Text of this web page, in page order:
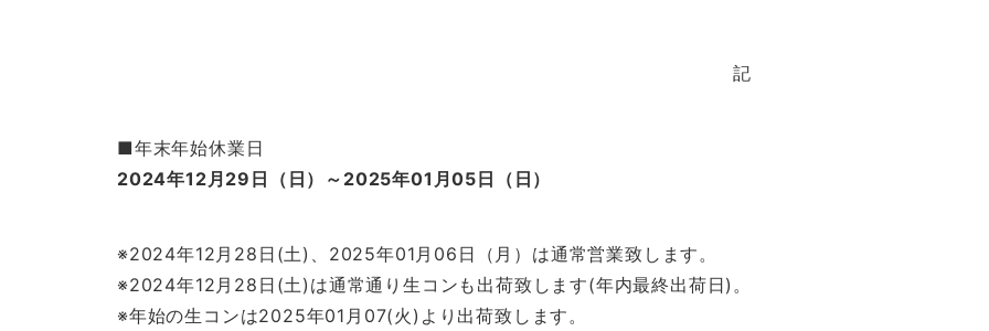
記
■年末年始休業日
2024年12月29日（日）～2025年01月05日（日）
※2024年12月28日(土)、2025年01月06日（月）は通常営業致します。
※2024年12月28日(土)は通常通り生コンも出荷致します(年内最終出荷日)。
※年始の生コンは2025年01月07(火)より出荷致します。